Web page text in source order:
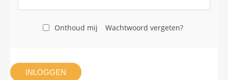
Onthoud mij Wachtwoord vergeten?
INLOGGEN